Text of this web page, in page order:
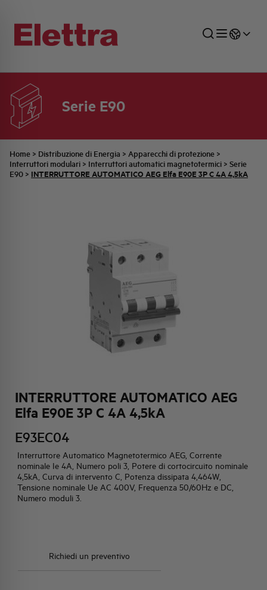
Serie E90
Home > Distribuzione di Energia > Apparecchi di protezione >
Interruttori modulari > Interruttori automatici magnetotermici > Serie
E90 > INTERRUTTORE AUTOMATICO AEG Elfa E90E 3P C 4A 4,5kA
INTERRUTTORE AUTOMATICO AEG
Elfa E90E 3P C 4A 4,5kA
E93EC04
Interruttore Automatico Magnetotermico AEG, Corrente
nominale Ie 4A, Numero poli 3, Potere di cortocircuito nominale
4,5kA, Curva di intervento C, Potenza dissipata 4,464W,
Tensione nominale Ue AC 400V, Frequenza 50/60Hz e DC,
Numero moduli 3.
Richiedi un preventivo
SETTORI
INDUSTRIALE
DISTRIBUZIONE DI ENERGIA
AUTOMAZIONE INDUSTRIALE
RETE COMMERCIALE
UFFICIO TECNICO
PREVENTIVAZIONE
COMMESSE QUADRI
AZIENDA
FAMIGLIA BELLINI
IDENTITÀ AZIENDALE
ATTIVITÀ E MERCATI
TUTTE LE NEWS
ULTIME NOTIZIE ISTITUZIONALI
JOB CAREERS
PARTNER